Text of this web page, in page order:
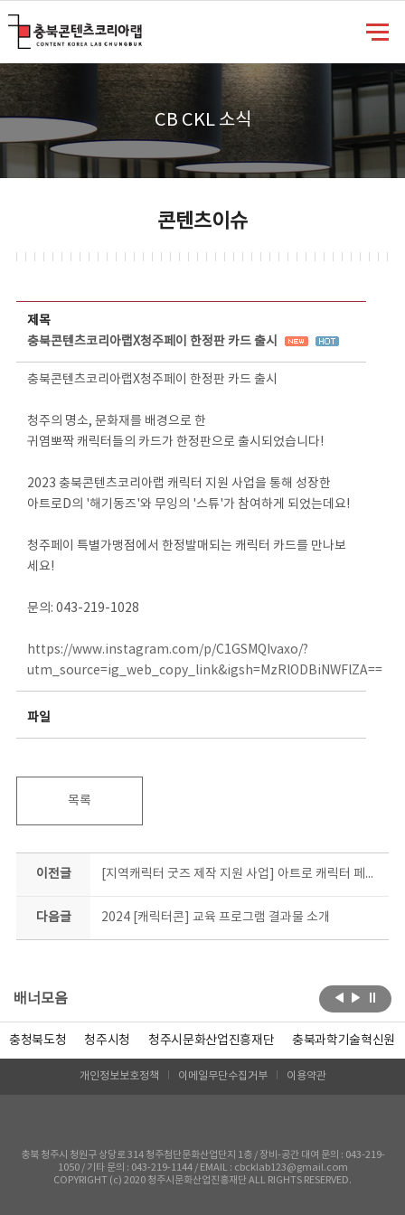
CB CKL 소식
콘텐츠이슈
제목
충북콘텐츠코리아랩X청주페이 한정판 카드 출시
충북콘텐츠코리아랩X청주페이 한정판 카드 출시
청주의 명소, 문화재를 배경으로 한
귀염뽀짝 캐릭터들의 카드가 한정판으로 출시되었습니다!
2023 충북콘텐츠코리아랩 캐릭터 지원 사업을 통해 성장한
아트로D의 '해기동즈'와 무잉의 '스튜'가 참여하게 되었는데요!
청주페이 특별가맹점에서 한정발매되는 캐릭터 카드를 만나보
세요!
문의: 043-219-1028
https://www.instagram.com/p/C1GSMQIvaxo/?
utm_source=ig_web_copy_link&igsh=MzRlODBiNWFlZA==
파일
목록
이전글 [지역캐릭터 굿즈 제작 지원 사업] 아트로 캐릭터 페스티벌 안내
다음글 2024 [캐릭터콘] 교육 프로그램 결과물 소개
배너모음
충청북도청 청주시청 청주시문화산업진흥재단 충북과학기술혁신원
개인정보보호정책 이메일무단수집거부 이용약관
충북 청주시 청원구 상당로 314 청주첨단문화산업단지 1층 / 장비-공간 대여 문의 : 043-219-
1050 / 기타 문의 : 043-219-1144 / EMAIL : cbcklab123@gmail.com
COPYRIGHT (c) 2020 청주시문화산업진흥재단 ALL RIGHTS RESERVED.